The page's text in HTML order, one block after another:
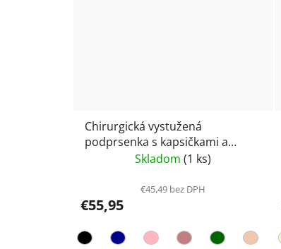
Chirurgická vystužená
podprsenka s kapsičkami a
predným zapínaním Anita Care
Skladom(1 ks)
€45,49 bez DPH
€55,95